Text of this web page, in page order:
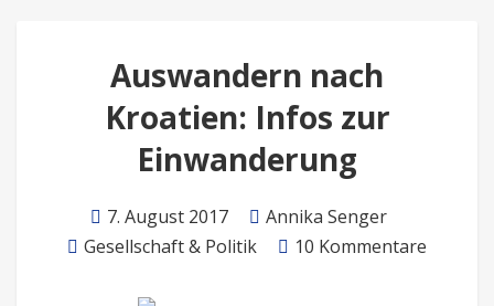
Auswandern nach
Kroatien: Infos zur
Einwanderung
7. August 2017
Annika Senger
Gesellschaft & Politik
10 Kommentare